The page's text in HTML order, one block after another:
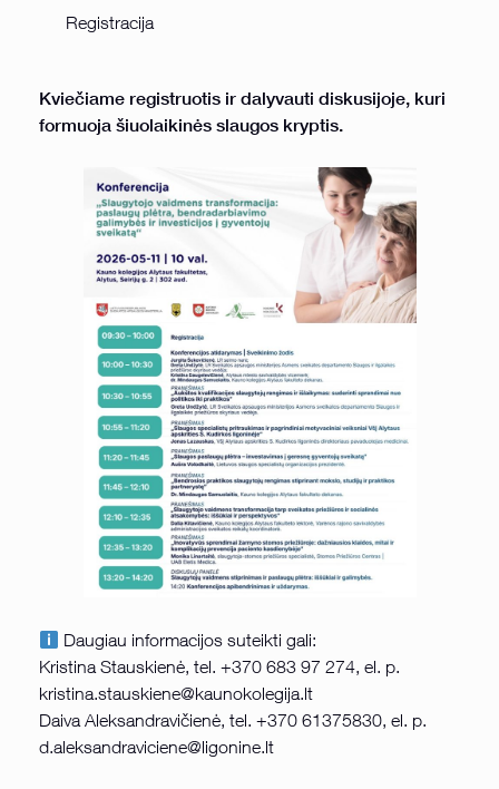
Registracija
Kviečiame registruotis ir dalyvauti diskusijoje, kuri
formuoja šiuolaikinės slaugos kryptis.
Daugiau informacijos suteikti gali:
Kristina Stauskienė, tel. +370 683 97 274, el. p.
kristina.stauskiene@kaunokolegija.lt
Daiva Aleksandravičienė, tel. +370 61375830, el. p.
d.aleksandraviciene@ligonine.lt